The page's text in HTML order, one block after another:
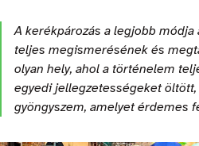
Club del Sole Spina Family
Club del Sole Vigna sul Mar
Club del Sole Adriano Family
Camping Classe Village
Camping Reno
Cervia Milano Marittima
Club del Sole Adriatico Cervia
Club del Sole Milano Marittima
Cesenatico
Camping Zadina
Gatteo Mare
Ételek és borok
Művészet
Strandok
Megközelíthető ünnepek
Kutyabarát falvak
Minden település
Comacchio
Lido di Pomposa
Ravenna
A kerékpározás a legjobb módja
teljes megismerésének és
olyan hely, ahol a történelem
egyedi jellegzetességeket öltött,
gyöngyszem, amelyet érdemes